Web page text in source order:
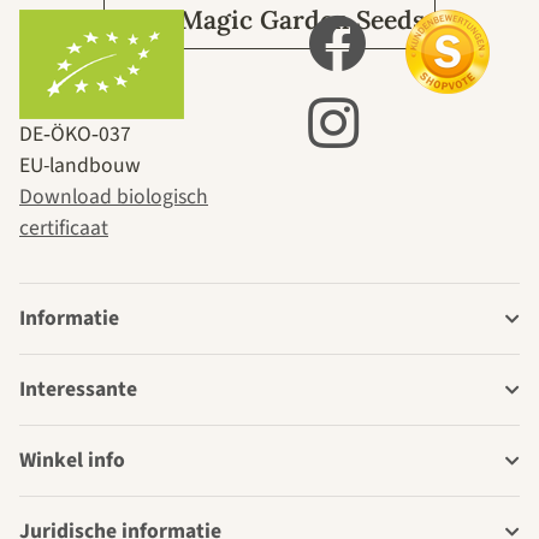
Over Magic Garden Seeds
DE‑ÖKO‑037
EU-landbouw
Download biologisch
certificaat
Informatie
Interessante
Winkel info
Juridische informatie